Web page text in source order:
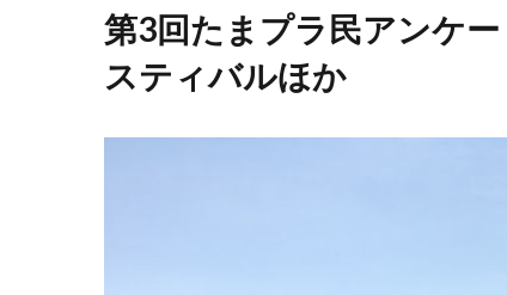
第3回たまプラ民アンケ
スティバルほか